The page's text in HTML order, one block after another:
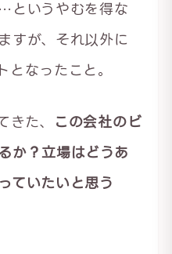
というやむを得な
すが、それ以外に
となったこと。
きた、
この会社のビ
か？立場はどうあ
ていたいと思う